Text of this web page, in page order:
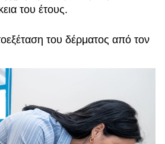
του έτους.
του δέρματος από τον